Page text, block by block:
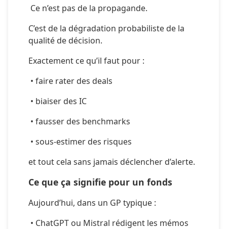
Ce n’est pas de la propagande.
C’est de la dégradation probabiliste de la
qualité de décision.
Exactement ce qu’il faut pour :
• faire rater des deals
• biaiser des IC
• fausser des benchmarks
• sous-estimer des risques
et tout cela sans jamais déclencher d’alerte.
Ce que ça signifie pour un fonds
Aujourd’hui, dans un GP typique :
• ChatGPT ou Mistral rédigent les mémos